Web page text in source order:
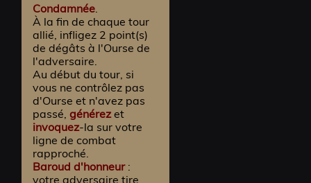
Condamnée
À la fin de chaque tour
allié, infligez 2 point(s)
de dégâts à l'Ourse de
l'adversaire.
Au début du tour, si
vous ne contrôlez pas
d'Ourse et n'avez pas
passé, générezet
invoquez-la sur votre
ligne de combat
rapproché.
Baroud d'honneur:
votre adversaire tire